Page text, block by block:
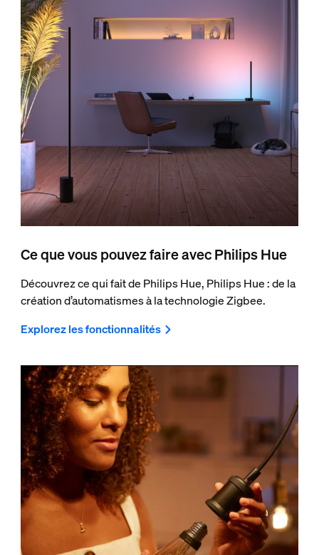
Ce que vous pouvez faire avec Philips Hue
Découvrez ce qui fait de Philips Hue, Philips Hue : de la
création d’automatismes à la technologie Zigbee.
Explorez les fonctionnalités